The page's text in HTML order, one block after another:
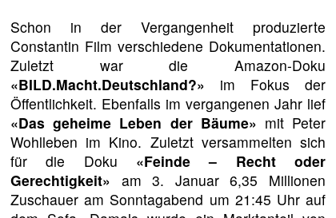
Schon in der Vergangenheit produzierte
Constantin Film verschiedene Dokumentationen.
Zuletzt war die Amazon-Doku
«BILD.Macht.Deutschland?» im Fokus der
Öffentlichkeit. Ebenfalls im vergangenen Jahr lief
«Das geheime Leben der Bäume» mit Peter
Wohlleben im Kino. Zuletzt versammelten sich
für die Doku «Feinde – Recht oder
Gerechtigkeit» am 3. Januar 6,35 Millionen
Zuschauer am Sonntagabend um 21:45 Uhr auf